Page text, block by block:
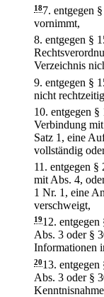
187. entgegen
vornimmt,
8. entgegen §
Verzeichnis
9. entgegen §
nicht
10. entgegen §
Verbindung
Satz 1, eine
vollständig
11. entgegen §
mit Abs. 4,
1 Nr. 1, eine
verschweigt,
1912.
Abs. 3 oder §
Informationen
2013.
Abs. 3 oder §